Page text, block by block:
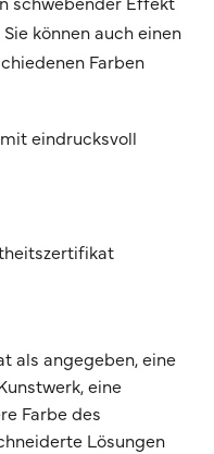
können auch einen
Farben
eindrucksvoll
als angegeben, eine
eine
Farbe des
Lösungen